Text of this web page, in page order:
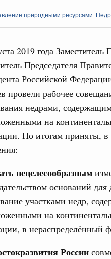
природными ресурсами.
2019 года
Председателя
Российской
провели рабочее
недрами,
на
По итогам приняты,
нецелесообразным
оснований
участками недр,
на
в нераспределённый
России
поручения по
о
Вчера
труда и
поручения по
посвящённой
труда